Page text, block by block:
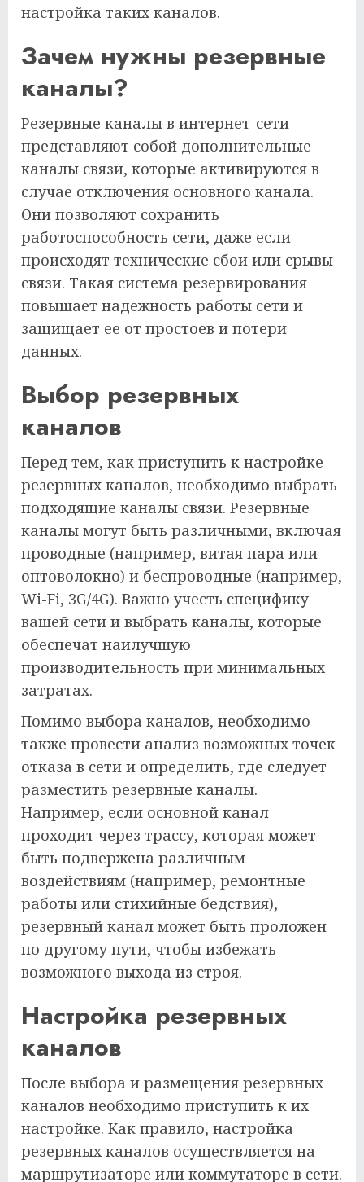
настройка таких каналов.
Зачем нужны резервные
каналы?
Резервные каналы в интернет-сети
представляют собой дополнительные
каналы связи, которые активируются в
случае отключения основного канала.
Они позволяют сохранить
работоспособность сети, даже если
происходят технические сбои или срывы
связи. Такая система резервирования
повышает надежность работы сети и
защищает ее от простоев и потери
данных.
Выбор резервных
каналов
Перед тем, как приступить к настройке
резервных каналов, необходимо выбрать
подходящие каналы связи. Резервные
каналы могут быть различными, включая
проводные (например, витая пара или
оптоволокно) и беспроводные (например,
Wi-Fi, 3G/4G). Важно учесть специфику
вашей сети и выбрать каналы, которые
обеспечат наилучшую
производительность при минимальных
затратах.
Помимо выбора каналов, необходимо
также провести анализ возможных точек
отказа в сети и определить, где следует
разместить резервные каналы.
Например, если основной канал
проходит через трассу, которая может
быть подвержена различным
воздействиям (например, ремонтные
работы или стихийные бедствия),
резервный канал может быть проложен
по другому пути, чтобы избежать
возможного выхода из строя.
Настройка резервных
каналов
После выбора и размещения резервных
каналов необходимо приступить к их
настройке. Как правило, настройка
резервных каналов осуществляется на
маршрутизаторе или коммутаторе в сети.